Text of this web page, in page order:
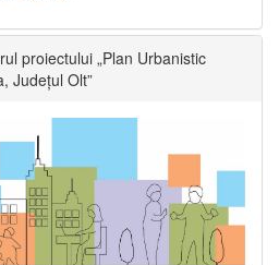
proiectului „Plan Urbanistic
Județul Olt”